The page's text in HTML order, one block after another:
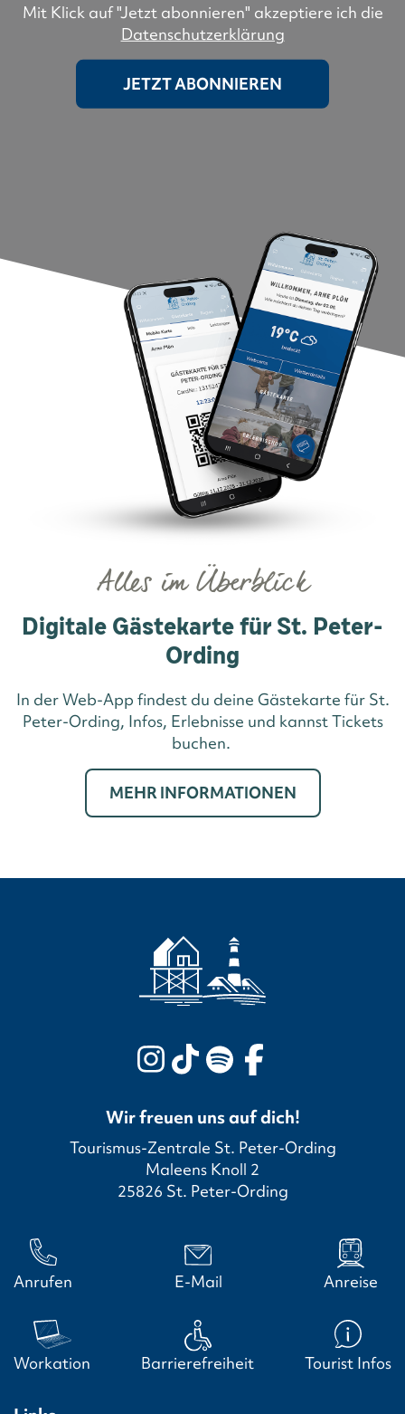
Mit Klick auf "Jetzt abonnieren" akzeptiere ich die
Datenschutzerklärung
Alles im Überblick
Digitale Gästekarte für St. Peter-
Ording
In der Web-App findest du deine Gästekarte für St.
Peter-Ording, Infos, Erlebnisse und kannst Tickets
buchen.
MEHR INFORMATIONEN
Wir freuen uns auf dich!
Tourismus-Zentrale St. Peter-Ording
Maleens Knoll 2
25826 St. Peter-Ording
Anrufen E-Mail Anreise
Workation Barrierefreiheit Tourist Infos